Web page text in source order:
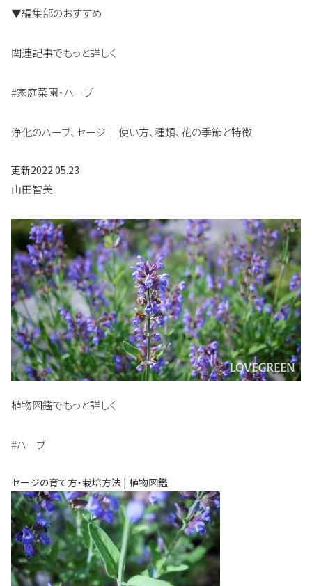
▼編集部のおすすめ
関連記事でもっと詳しく
#家庭菜園・ハーブ
浄化のハーブ、セージ｜ 使い方、種類、花の季節と特徴
更新2022.05.23
山田智美
植物図鑑でもっと詳しく
#ハーブ
セージの育て方・栽培方法 | 植物図鑑